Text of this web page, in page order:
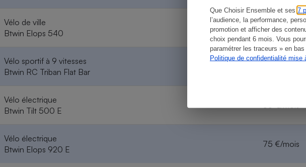
Que Choisir Ensemble et ses 7
l’audience, la performance,
promotion et afficher des
choix pendant 6 mois. Vous
paramétrer les traceurs » en bas
Politique de confidentialité mise
Vélo de ville
Btwin Elops 540
20 €/mois
Vélo sportif à 9 vitesses
Btwin RC Triban Flat Bar
Vélo électrique
Btwin Tilt 500 E
55 €/mois
Vélo électrique
Btwin Elops 920 E
75 €/mois